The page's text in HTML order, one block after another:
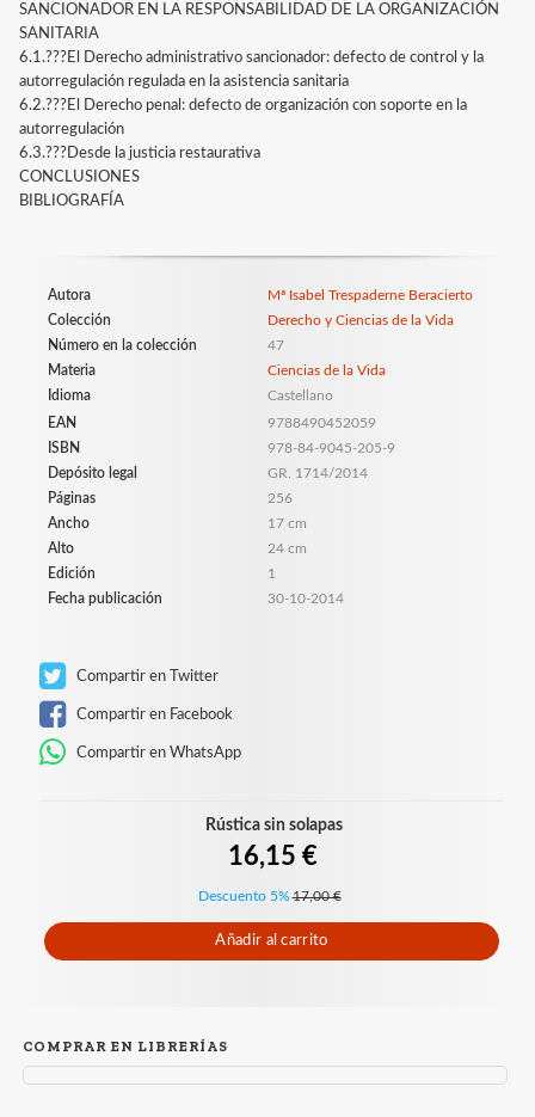
SANCIONADOR EN LA RESPONSABILIDAD DE LA ORGANIZACIÓN
SANITARIA
6.1.???El Derecho administrativo sancionador: defecto de control y la
autorregulación regulada en la asistencia sanitaria
6.2.???El Derecho penal: defecto de organización con soporte en la
autorregulación
6.3.???Desde la justicia restaurativa
CONCLUSIONES
BIBLIOGRAFÍA
Autora
Mª Isabel Trespaderne Beracierto
Colección
Derecho y Ciencias de la Vida
Número en la colección
47
Materia
Ciencias de la Vida
Idioma
Castellano
EAN
9788490452059
ISBN
978-84-9045-205-9
Depósito legal
GR. 1714/2014
Páginas
256
Ancho
17 cm
Alto
24 cm
Edición
1
Fecha publicación
30-10-2014
Compartir en Twitter
Compartir en Facebook
Compartir en WhatsApp
Rústica sin solapas
16,15 €
Descuento 5% 17,00 €
Añadir al carrito
COMPRAR EN LIBRERÍAS